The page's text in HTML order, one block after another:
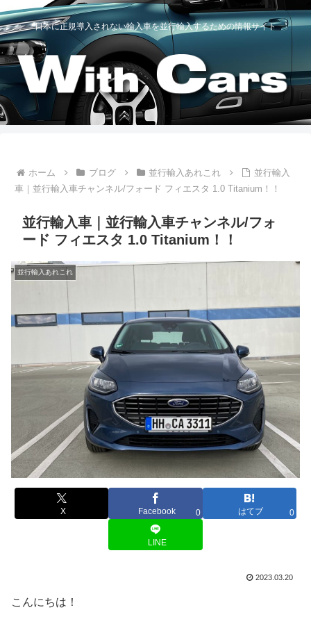
日本に正規導入されない輸入車を並行輸入するための情報サイト
ホーム ブログ 並行輸入あれこれ
並行輸入
車｜並行輸入車チャンネル/フォード フィエスタ 1.0 Titanium！！
並行輸入車｜並行輸入車チャンネル/フォ
ード フィエスタ 1.0 Titanium！！
並行輸入あれこれ
X Facebook 0 はてブ 0
LINE
2023.03.20
こんにちは！